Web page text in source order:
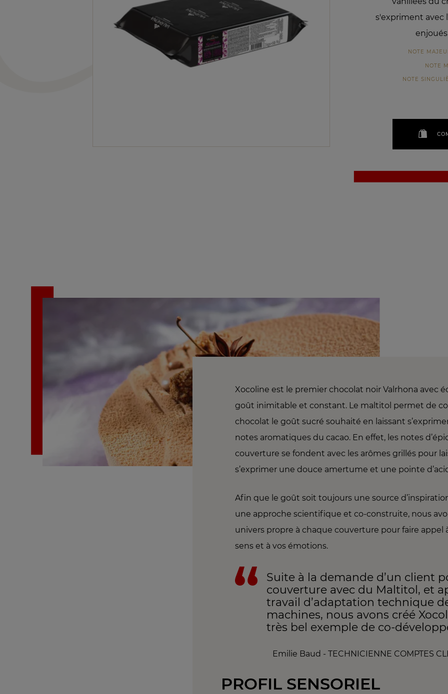
s'expriment avec
NOTE
NOTE
NOTE
Xocoline est le premier chocolat noir Valrhona avec
goût inimitable et constant. Le maltitol permet de
chocolat le goût sucré souhaité en laissant
notes aromatiques du cacao. En effet, les notes
couverture se fondent avec les arômes grillés pour
s’exprimer une douce amertume et une pointe
Afin que le goût soit toujours une source
une approche scientifique et co-construite, nous
univers propre à chaque couverture pour faire appel
sens et à vos émotions.
Suite à la demande d’un client
couverture avec du Maltitol, et
travail d’adaptation technique
machines, nous avons créé
très bel exemple de co-
Emilie Baud - TECHNICIENNE COMPTES
PROFIL SENSORIEL